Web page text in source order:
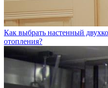
Как выбрать настенный
отопления?